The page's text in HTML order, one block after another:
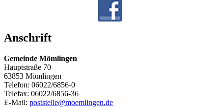
Anschrift
Gemeinde Mömlingen
Hauptstraße 70
63853 Mömlingen
Telefon: 06022/6856-0
Telefax: 06022/6856-36
E-Mail: poststelle@moemlingen.de